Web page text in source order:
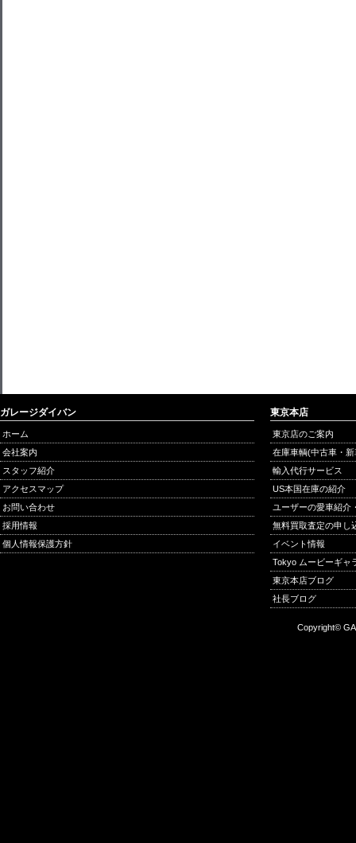
ガレージダイバン
ホーム
会社案内
スタッフ紹介
アクセスマップ
お問い合わせ
採用情報
個人情報保護方針
東京本店
東京店のご案内
在庫車輌(中古車・
輸入代行サービス
US本国在庫の紹介
ユーザーの愛車紹介
無料買取査定の申し
イベント情報
Tokyo ムービーギャ
東京本店ブログ
社長ブログ
Copyright©